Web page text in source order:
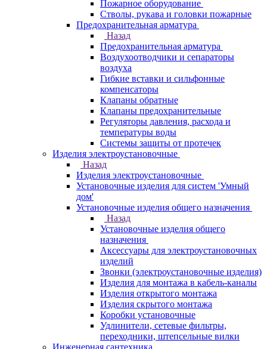
Пожарное оборудование
Стволы, рукава и головки пожарные
Предохранительная арматура
Назад
Предохранительная арматура
Воздухоотводчики и сепараторы
воздуха
Гибкие вставки и сильфонные
компенсаторы
Клапаны обратные
Клапаны предохранительные
Регуляторы давления, расхода и
температуры воды
Системы защиты от протечек
Изделия электроустановочные
Назад
Изделия электроустановочные
Установочные изделия для систем 'Умный
дом'
Установочные изделия общего назначения
Назад
Установочные изделия общего
назначения
Аксессуары для электроустановочных
изделий
Звонки (электроустановочные изделия)
Изделия для монтажа в кабель-каналы
Изделия открытого монтажа
Изделия скрытого монтажа
Коробки установочные
Удлинители, сетевые фильтры,
переходники, штепсельные вилки
Инженерная сантехника